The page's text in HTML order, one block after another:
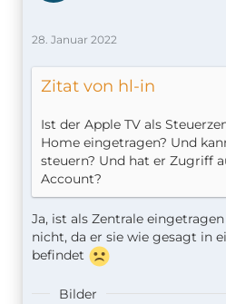
28. Januar 2022
Zitat von hl-in
Ist der Apple TV als
Home eingetragen? Und
steuern? Und hat er Zugriff
Account?
Ja, ist als Zentrale
nicht, da er sie wie gesagt in
befindet
Bilder